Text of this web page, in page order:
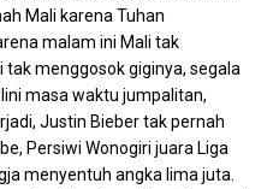
Mali karena Tuhan
malam ini Mali tak
menggosok giginya, segala
masa waktu jumpalitan,
Justin Bieber tak pernah
Persiwi Wonogiri juara Liga
menyentuh angka lima juta.